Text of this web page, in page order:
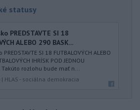
statusy
PREDSTAVTE SI 18
ALEBO 290 BASK...
SI 18 FUTBALOVÝCH ALEBO
IHRÍSK POD JEDNOU
Takúto rozlohu bude mať n...
| HLAS - sociálna demokracia